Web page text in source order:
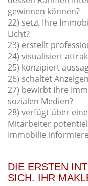
gewinnen können?
22) setzt Ihre
Licht?
23) erstellt
24) visualisiert
25) konzipiert
26) schaltet
27) bewirbt Ihre
sozialen Medien?
28) verfügt über
Mitarbeiter
Immobilie
DIE ERSTEN
SICH. IHR